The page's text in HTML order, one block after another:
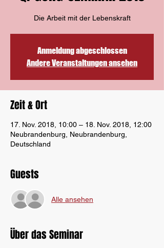
Die Arbeit mit der Lebenskraft
Anmeldung abgeschlossen
Andere Veranstaltungen ansehen
Zeit & Ort
17. Nov. 2018, 10:00 – 18. Nov. 2018, 12:00
Neubrandenburg, Neubrandenburg,
Deutschland
Guests
Alle ansehen
Über das Seminar